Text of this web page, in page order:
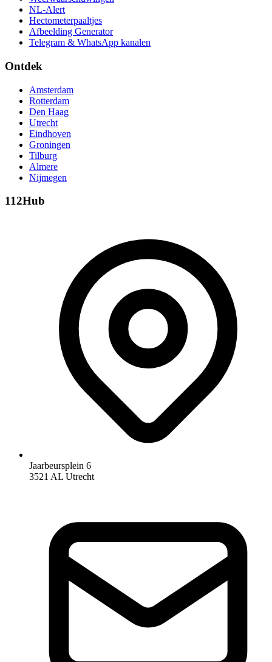
NL-Alert
Hectometerpaaltjes
Afbeelding Generator
Telegram & WhatsApp kanalen
Ontdek
Amsterdam
Rotterdam
Den Haag
Utrecht
Eindhoven
Groningen
Tilburg
Almere
Nijmegen
112Hub
Jaarbeursplein 6
3521 AL Utrecht